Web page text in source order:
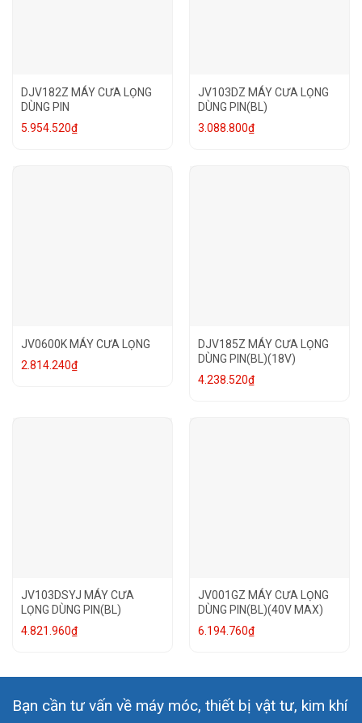
DJV182Z MÁY CƯA LỌNG
DÙNG PIN
5.954.520₫
JV103DZ MÁY CƯA LỌNG
DÙNG PIN(BL)
3.088.800₫
JV0600K MÁY CƯA LỌNG
2.814.240₫
DJV185Z MÁY CƯA LỌNG
DÙNG PIN(BL)(18V)
4.238.520₫
JV103DSYJ MÁY CƯA
LỌNG DÙNG PIN(BL)
4.821.960₫
JV001GZ MÁY CƯA LỌNG
DÙNG PIN(BL)(40V MAX)
6.194.760₫
Bạn cần tư vấn về máy móc, thiết bị vật tư, kim khí